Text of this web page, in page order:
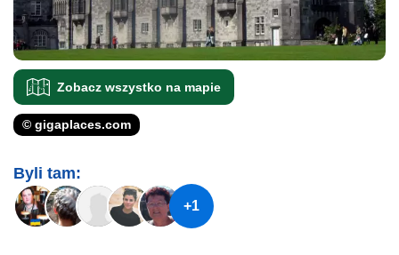
Zobacz wszystko na mapie
© gigaplaces.com
Byli tam:
+1